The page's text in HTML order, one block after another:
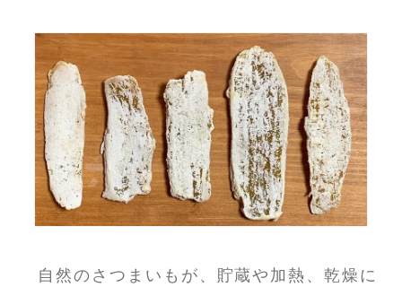
自然のさつまいもが、貯蔵や加熱、乾燥に